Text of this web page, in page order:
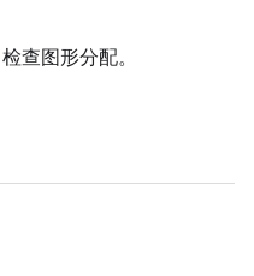
检查图形分配。